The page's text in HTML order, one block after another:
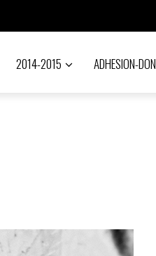
2014-2015 ADHESION-DON